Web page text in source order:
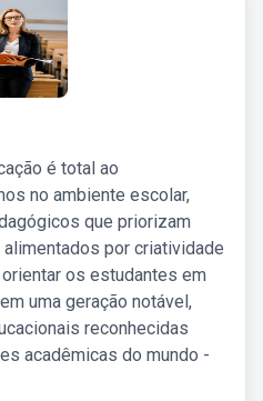
é total ao
no ambiente escolar,
que priorizam
por criatividade
os estudantes em
uma geração notável,
reconhecidas
acadêmicas do mundo -